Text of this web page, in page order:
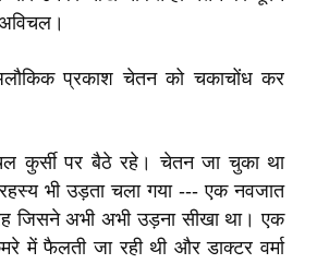
प्रकाश चेतन को चकाचोंध कर
कुर्सी पर बैठे रहे। चेतन जा चुका था
भी उड़ता चला गया --- एक नवजात
जिसने अभी अभी उड़ना सीखा था। एक
में फैलती जा रही थी और डाक्टर वर्मा